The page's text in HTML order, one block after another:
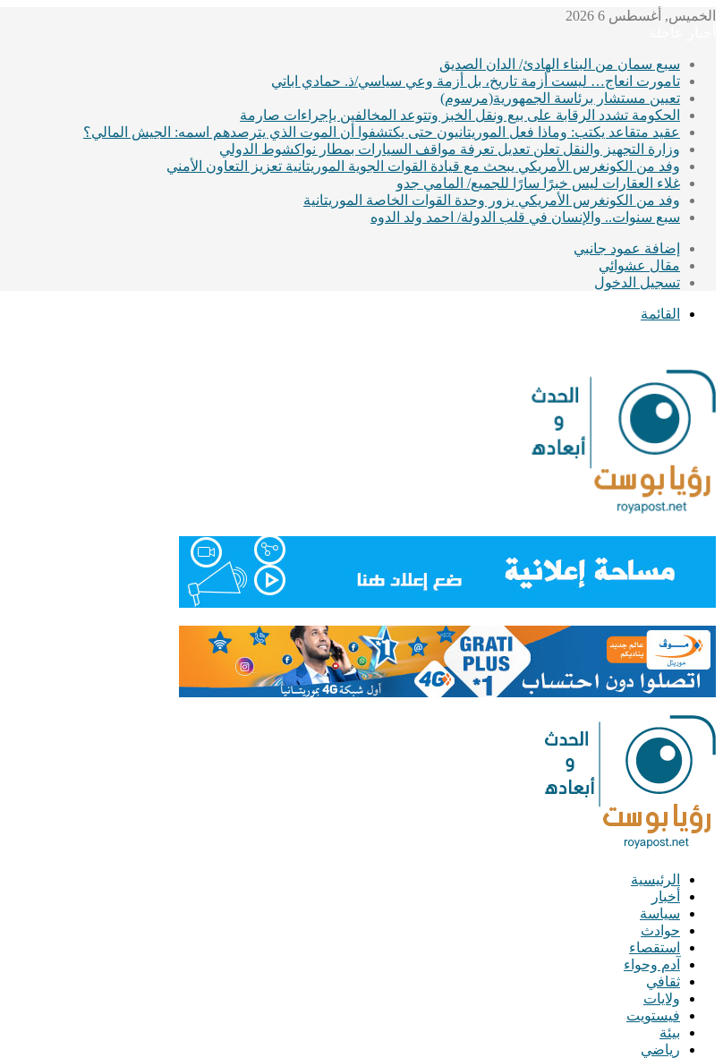
الخميس, أغسطس 6 2026
سبع سمان من البناء الهادئ/ الدان الصديق
تامورت انعاج… ليست أزمة تاريخ، بل أزمة وعي سياسي/ذ. حمادي اباتي
تعيين مستشار برئاسة الجمهورية(مرسوم)
الحكومة تشدد الرقابة على بيع ونقل الخبز وتتوعد المخالفين بإجراءات صارمة
عقيد متقاعد يكتب: وماذا فعل الموريتانيون حتى يكتشفوا أن الموت الذي يترصدهم اسمه: الجيش المالي؟
وزارة التجهيز والنقل تعلن تعديل تعرفة مواقف السيارات بمطار نواكشوط الدولي
وفد من الكونغرس الأمريكي يبحث مع قيادة القوات الجوية الموريتانية تعزيز التعاون الأمني
غلاء العقارات ليس خبرًا سارًا للجميع/ المامي جدو
وفد من الكونغرس الأمريكي يزور وحدة القوات الخاصة الموريتانية
سبع سنوات.. والإنسان في قلب الدولة/ احمد ولد الدوه
إضافة عمود جانبي
مقال عشوائي
تسجيل الدخول
القائمة
الرئيسية
أخبار
سياسة
حوادث
استقصاء
آدم وحواء
ثقافي
ولايات
فيستويت
بيئة
رياضي